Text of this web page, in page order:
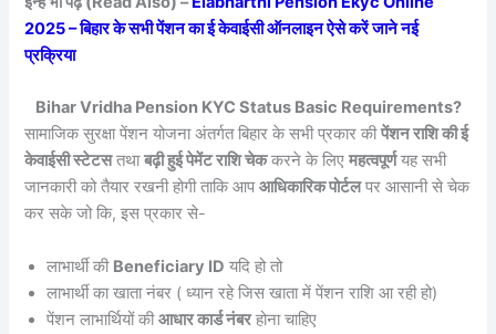
2025 – बिहार के सभी पेंशन का ई केवाईसी ऑनलाइन ऐसे करें जाने नई
प्रक्रिया
Bihar Vridha Pension KYC Status Basic Requirements?
सामाजिक सुरक्षा पेंशन योजना अंतर्गत बिहार के सभी प्रकार कीपेंशन राशि की ई
केवाईसी स्टेटसतथाबढ़ी हुई पेमेंट राशि चेककरने के लिएमहत्वपूर्णयह सभी
जानकारी को तैयार रखनी होगी ताकि आपआधिकारिक पोर्टलपर आसानी से चेक
कर सके जो कि, इस प्रकार से-
लाभार्थी की Beneficiary ID यदि हो तो
लाभार्थी का खाता नंबर ( ध्यान रहे जिस खाता में पेंशन राशि आ रही हो)
पेंशन लाभार्थियों कीआधार कार्ड नंबरहोना चाहिए